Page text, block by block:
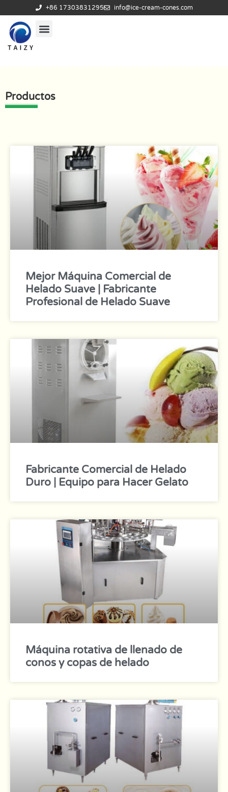
+86 17303831295 info@ice-cream-cones.com
Productos
Mejor Máquina Comercial de
Helado Suave | Fabricante
Profesional de Helado Suave
Fabricante Comercial de Helado
Duro | Equipo para Hacer Gelato
Máquina rotativa de llenado de
conos y copas de helado